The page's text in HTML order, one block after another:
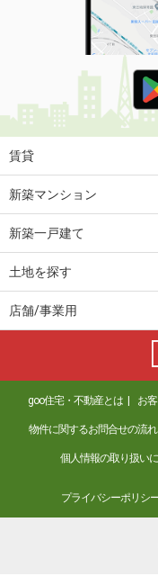
賃貸
新築マンション
新築一戸建て
土地を探す
店舗/事業用
goo住宅・不動産とは お
物件に関するお問合せの流れ
個人情報の取り扱い
プライバシーポリシ